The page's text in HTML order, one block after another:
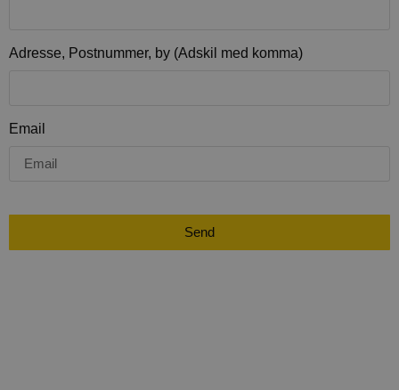
Adresse, Postnummer, by (Adskil med komma)
Email
Send